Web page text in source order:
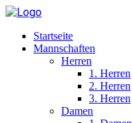
Startseite
Mannschaften
Herren
1. Herren
2. Herren
3. Herren
Damen